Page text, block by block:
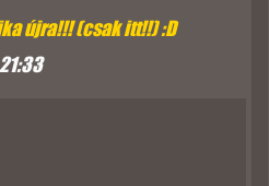
újra!!! (csak itt!!) :D